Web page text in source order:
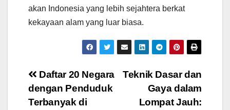
akan Indonesia yang lebih sejahtera berkat
kekayaan alam yang luar biasa.
Navigasi
pos
Teknik Dasar dan
Gaya dalam
Lompat Jauh:
Daftar 20 Negara
dengan Penduduk
Terbanyak di